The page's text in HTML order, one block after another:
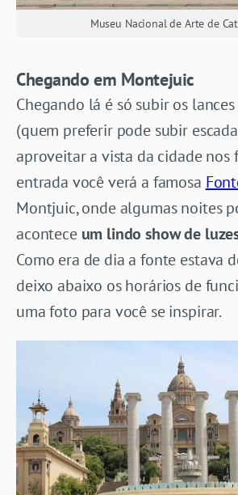
Museu Nacional de Arte de
Chegando em Montejuic
Chegando lá é só subir os lances
(quem preferir pode subir
aproveitar a vista da cidade nos
entrada você verá a famosa
Montjuic, onde algumas noites
acontece um lindo show de
Como era de dia a fonte estava
deixo abaixo os horários de
uma foto para você se inspirar.